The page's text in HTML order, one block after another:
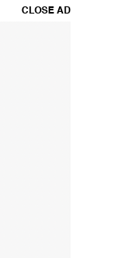
CLOSE AD